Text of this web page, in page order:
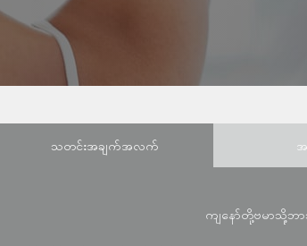
သတင်းအချက်အလက်
ကျနော်တို့ဗမာသို့ဘ